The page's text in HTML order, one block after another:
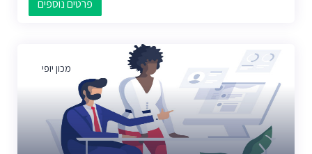
פרטים נוספים
מכון יופי